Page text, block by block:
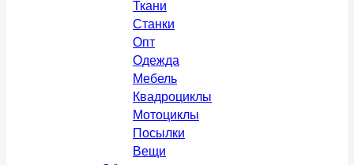
Ткани
Станки
Опт
Одежда
Мебель
Квадроциклы
Мотоциклы
Посылки
Вещи